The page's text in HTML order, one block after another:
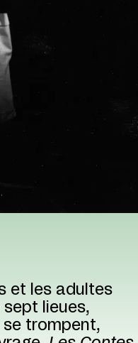
et les adultes
lieues,
trompent,